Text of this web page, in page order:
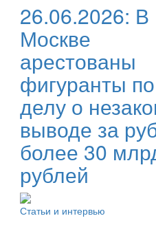
26.06.2026: В
Москве
арестованы
фигуранты по
делу о
выводе за
более 30
рублей
Статьи и интервью